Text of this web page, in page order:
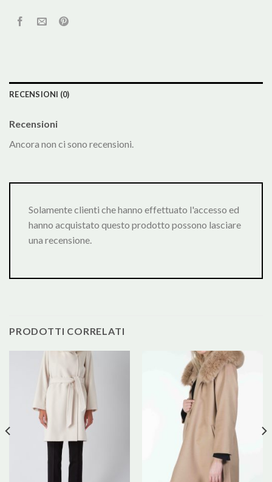
RECENSIONI (0)
Recensioni
Ancora non ci sono recensioni.
Solamente clienti che hanno effettuato l'accesso ed
hanno acquistato questo prodotto possono lasciare
una recensione.
PRODOTTI CORRELATI